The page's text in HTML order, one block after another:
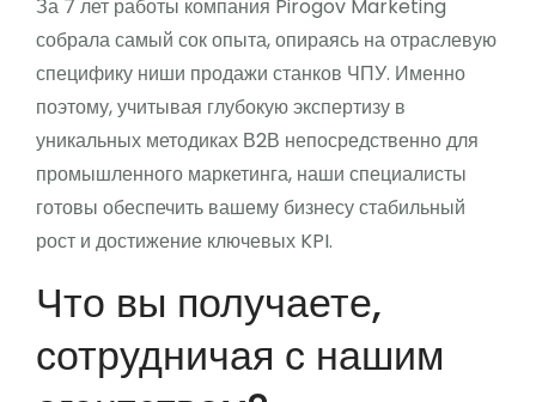
За 7 лет работы компания Pirogov Marketing
собрала самый сок опыта, опираясь на отраслевую
специфику ниши продажи станков ЧПУ. Именно
поэтому, учитывая глубокую экспертизу в
уникальных методиках В2В непосредственно для
промышленного маркетинга, наши специалисты
готовы обеспечить вашему бизнесу стабильный
рост и достижение ключевых KPI.
Что вы получаете,
сотрудничая с нашим